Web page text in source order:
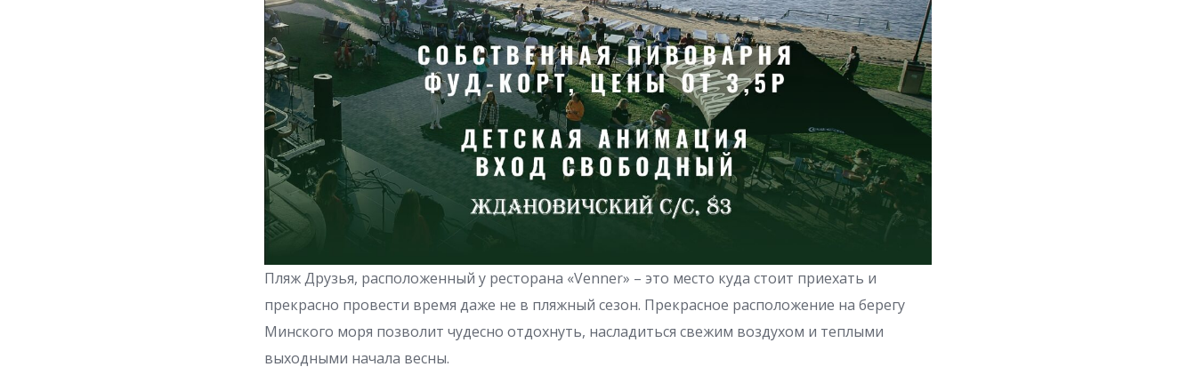
Пляж Друзья, расположенный у ресторана «Venner» – это место куда стоит приехать и
прекрасно провести время даже не в пляжный сезон. Прекрасное расположение на берегу
Минского моря позволит чудесно отдохнуть, насладиться свежим воздухом и теплыми
выходными начала весны.